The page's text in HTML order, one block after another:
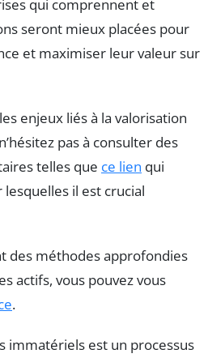
qui comprennent et
seront mieux placées pour
et maximiser leur valeur sur
enjeux liés à la valorisation
pas à consulter des
telles que ce lien qui
il est crucial
des méthodes approfondies
actifs, vous pouvez vous
.
immatériels est un processus